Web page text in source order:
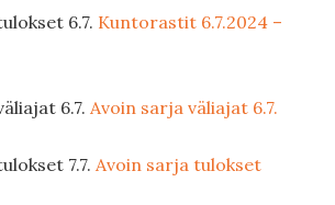
6.7. Kuntorastit 6.7.2024 –
6.7.Avoin sarja väliajat 6.7.
7.7.Avoin sarja tulokset